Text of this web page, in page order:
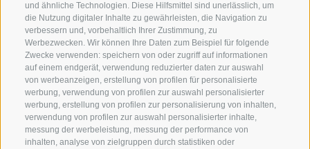
und ähnliche Technologien. Diese Hilfsmittel sind unerlässlich, um
die Nutzung digitaler Inhalte zu gewährleisten, die Navigation zu
verbessern und, vorbehaltlich Ihrer Zustimmung, zu
Werbezwecken. Wir können Ihre Daten zum Beispiel für folgende
Zwecke verwenden: speichern von oder zugriff auf informationen
auf einem endgerät, verwendung reduzierter daten zur auswahl
von werbeanzeigen, erstellung von profilen für personalisierte
werbung, verwendung von profilen zur auswahl personalisierter
werbung, erstellung von profilen zur personalisierung von inhalten,
verwendung von profilen zur auswahl personalisierter inhalte,
messung der werbeleistung, messung der performance von
inhalten, analyse von zielgruppen durch statistiken oder
info@globoalpin.com
SERVICE
Kontakt
Wetter & Lawinen
FAQ & AGB
Schwierigkeitseinteilung
ON TOUR
Wir
Winterprogramm
Sommerprogramm